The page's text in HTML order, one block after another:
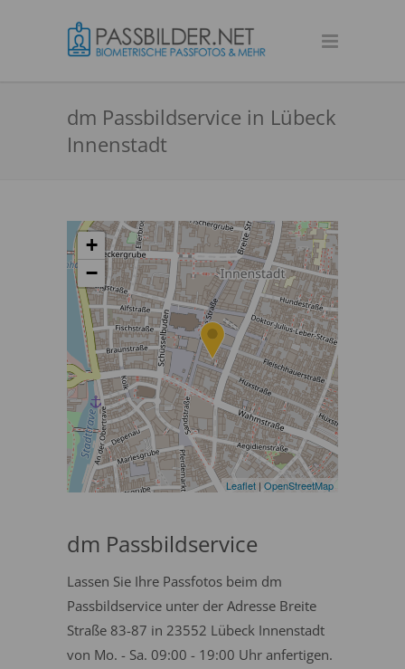
dm Passbildservice in Lübeck
Innenstadt
+
−
Leaflet | OpenStreetMap
dm Passbildservice
Lassen Sie Ihre Passfotos beim dm
Passbildservice unter der Adresse Breite
Straße 83-87 in 23552 Lübeck Innenstadt
von Mo. - Sa. 09:00 - 19:00 Uhr anfertigen.